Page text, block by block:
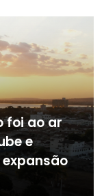
foi ao ar
e